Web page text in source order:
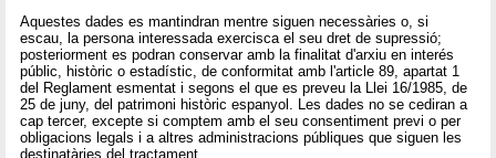
Aquestes dades es mantindran mentre siguen necessàries o, si
escau, la persona interessada exercisca el seu dret de supressió;
posteriorment es podran conservar amb la finalitat d'arxiu en interés
públic, històric o estadístic, de conformitat amb l'article 89, apartat 1
del Reglament esmentat i segons el que es preveu la Llei 16/1985, de
25 de juny, del patrimoni històric espanyol. Les dades no se cediran a
cap tercer, excepte si comptem amb el seu consentiment previ o per
obligacions legals i a altres administracions públiques que siguen les
destinatàries del tractament.